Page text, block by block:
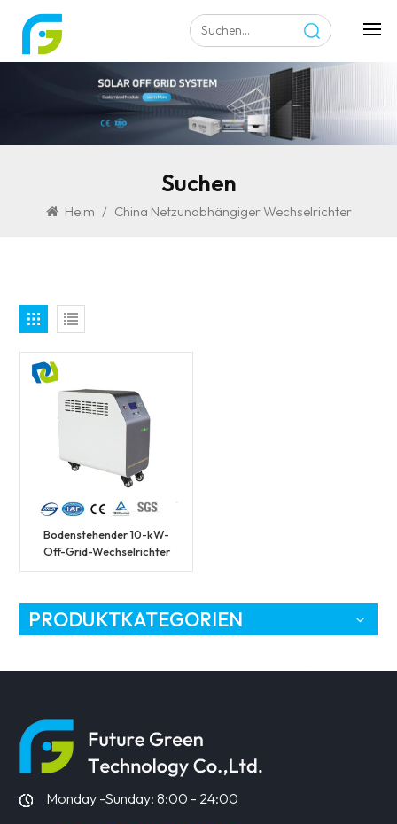
Suchen
Heim / China Netzunabhängiger Wechselrichter
Bodenstehender 10-kW-
Off-Grid-Wechselrichter
PRODUKTKATEGORIEN
Monday -Sunday: 8:00 - 24:00